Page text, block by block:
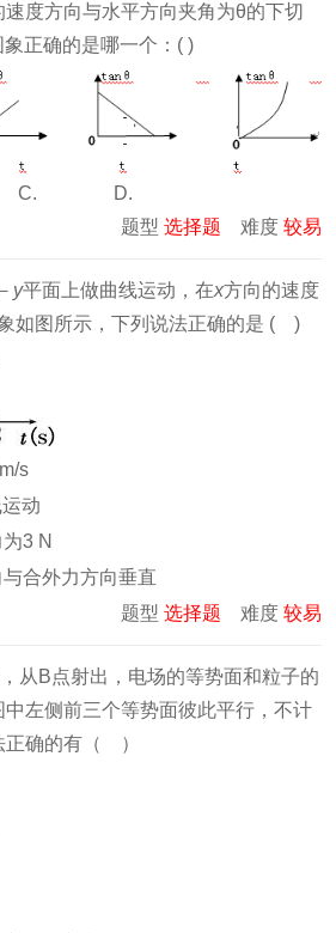
度方向与水平方向夹角为θ的下切
正确的是哪一个：( )
D.
题型 选择题 难度 较易
－ y平面上做曲线运动，在x方向的速度
如图所示，下列说法正确的是 ( )
s
动
3 N
合外力方向垂直
题型 选择题 难度 较易
从B点射出，电场的等势面和粒子的
左侧前三个等势面彼此平行，不计
正确的有（ ）